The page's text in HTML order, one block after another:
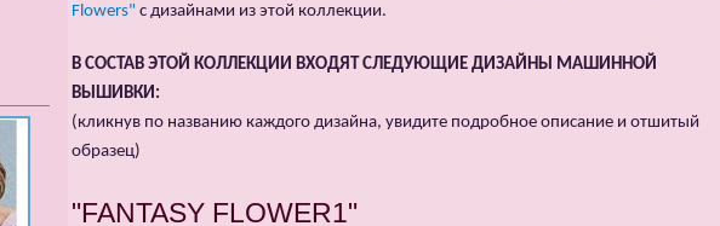
Flowers" с дизайнами из этой коллекции.
В СОСТАВ ЭТОЙ КОЛЛЕКЦИИ ВХОДЯТ СЛЕДУЮЩИЕ ДИЗАЙНЫ МАШИННОЙ
ВЫШИВКИ:
(кликнув по названию каждого дизайна, увидите подробное описание и отшитый
образец)
"FANTASY FLOWER1"